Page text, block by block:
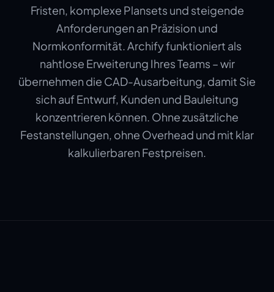
Fristen, komplexe Plansets und steigende
Anforderungen an Präzision und
Normkonformität. Archify funktioniert als
nahtlose Erweiterung Ihres Teams – wir
übernehmen die CAD-Ausarbeitung, damit Sie
sich auf Entwurf, Kunden und Bauleitung
konzentrieren können. Ohne zusätzliche
Festanstellungen, ohne Overhead und mit klar
kalkulierbaren Festpreisen.